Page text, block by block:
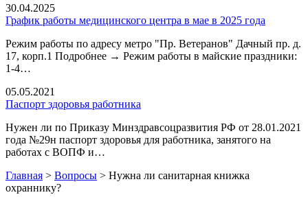
30.04.2025
График работы медицинского центра в мае в 2025 года
Режим работы по адресу метро "Пр. Ветеранов" Дачный пр. д.
17, корп.1 Подробнее → Режим работы в майские праздники:
1-4…
05.05.2021
Паспорт здоровья работника
Нужен ли по Приказу Минздравсоцразвития РФ от 28.01.2021
года №29н паспорт здоровья для работника, занятого на
работах с ВОПФ и…
Главная > Вопросы > Нужна ли санитарная книжка
охраннику?